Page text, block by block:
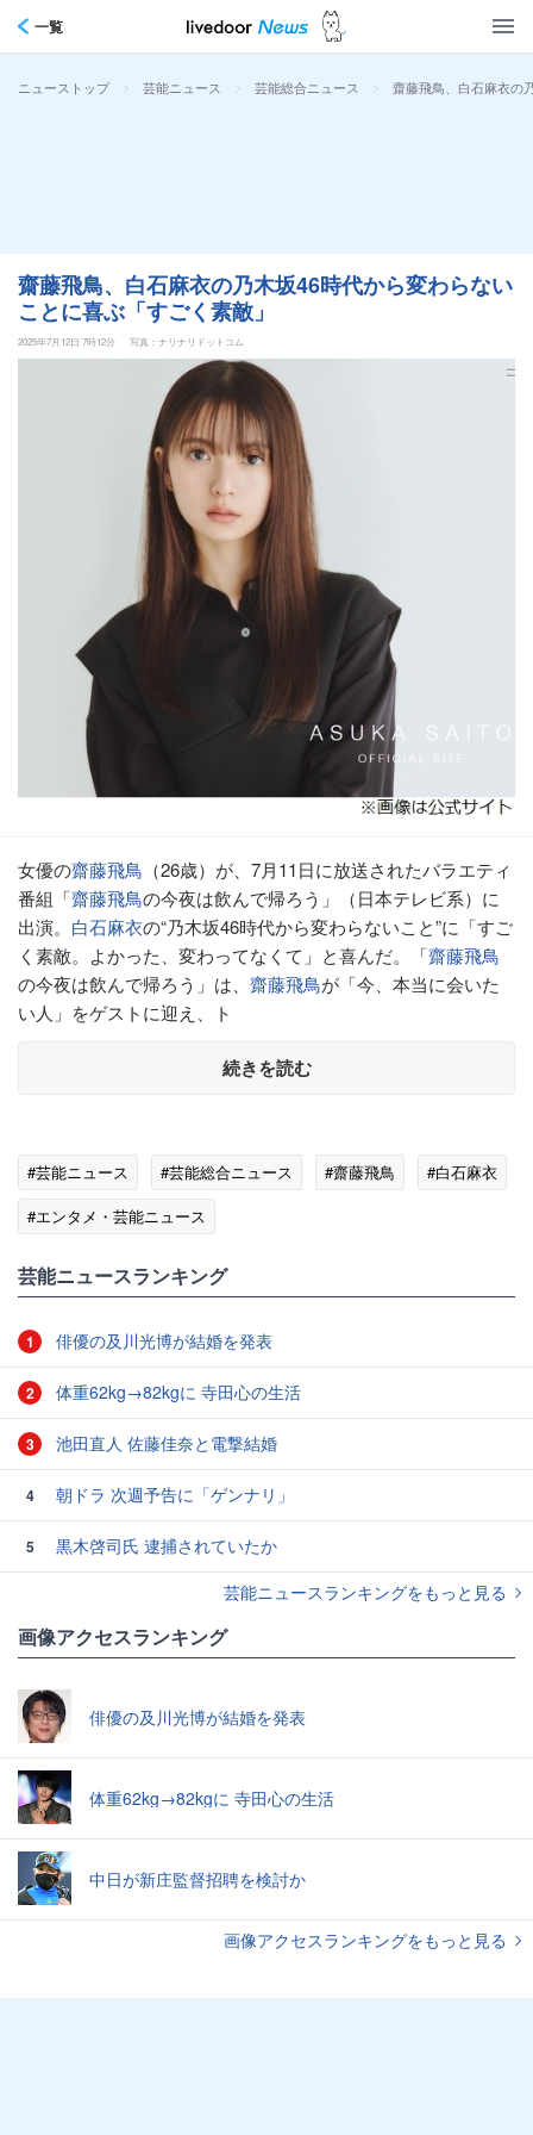
一覧
ニューストップ > 芸能ニュース > 芸能総合ニュース > 齋藤飛鳥、白石麻衣の
齋藤飛鳥、白石麻衣の乃木坂46時代から変わらない
ことに喜ぶ「すごく素敵」
2025年7月12日 7時12分 写真：ナリナリドットコム
女優の齋藤飛鳥 （26歳）が、7月11日に放送されたバラエティ
番組「齋藤飛鳥の今夜は飲んで帰ろう」（日本テレビ系）に
出演。 白石麻衣の“乃木坂46時代から変わらないこと”に「すご
く素敵。よかった、変わってなくて」と喜んだ。「齋藤飛鳥
の今夜は飲んで帰ろう」は、 齋藤飛鳥が「今、本当に会いた
い人」をゲストに迎え、ト
続きを読む
#芸能ニュース #芸能総合ニュース #齋藤飛鳥
#白石麻衣
#エンタメ・芸能ニュース
芸能ニュースランキング
1 俳優の及川光博が結婚を発表
2 体重62kg→82kgに 寺田心の生活
3 池田直人 佐藤佳奈と電撃結婚
4 朝ドラ 次週予告に「ゲンナリ」
5
黒木啓司氏 逮捕されていたか
芸能ニュースランキングをもっと見る
画像アクセスランキング
俳優の及川光博が結婚を発表
体重62kg→82kgに 寺田心の生活
中日が新庄監督招聘を検討か
画像アクセスランキングをもっと見る